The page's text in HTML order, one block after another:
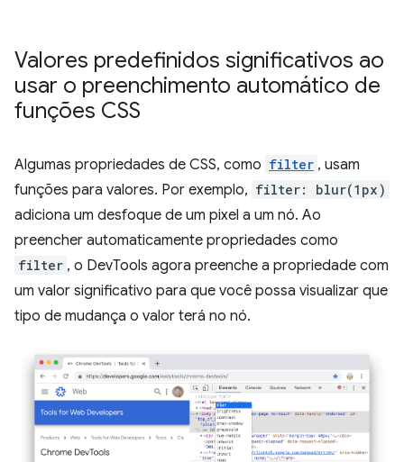
Valores predefinidos significativos ao
usar o preenchimento automático de
funções CSS
Algumas propriedades de CSS, como filter , usam
funções para valores. Por exemplo, filter: blur(1px)
adiciona um desfoque de um pixel a um nó. Ao
preencher automaticamente propriedades como
filter , o DevTools agora preenche a propriedade com
um valor significativo para que você possa visualizar que
tipo de mudança o valor terá no nó.